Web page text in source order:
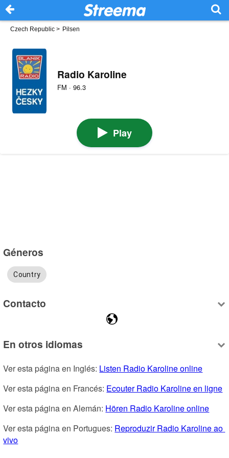
Czech Republic > Pilsen
Radio Karoline
FM · 96.3
Play
Géneros
Country
Contacto
En otros idiomas
Ver esta página en Inglés: Listen Radio Karoline online
Ver esta página en Francés: Ecouter Radio Karoline en ligne
Ver esta página en Alemán: Hören Radio Karoline online
Ver esta página en Portugues: Reproduzir Radio Karoline ao
vivo